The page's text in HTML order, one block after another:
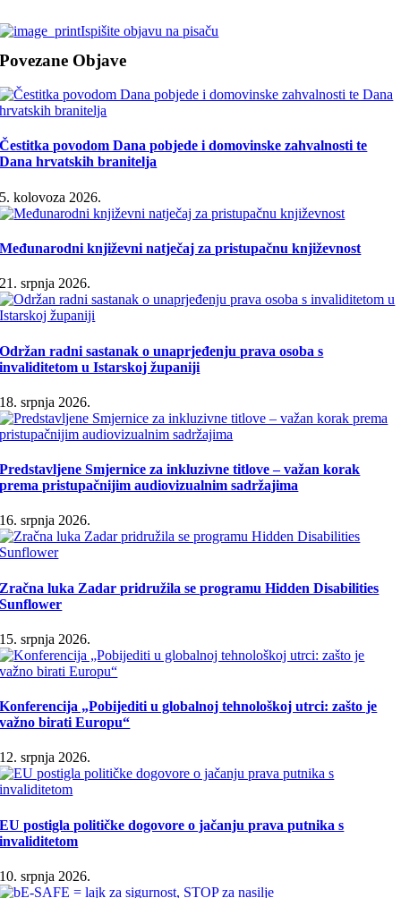
Ispišite objavu na pisaču
Povezane Objave
Čestitka povodom Dana pobjede i domovinske zahvalnosti te
Dana hrvatskih branitelja
5. kolovoza 2026.
Međunarodni književni natječaj za pristupačnu književnost
21. srpnja 2026.
Održan radni sastanak o unaprjeđenju prava osoba s
invaliditetom u Istarskoj županiji
18. srpnja 2026.
Predstavljene Smjernice za inkluzivne titlove – važan korak
prema pristupačnijim audiovizualnim sadržajima
16. srpnja 2026.
Zračna luka Zadar pridružila se programu Hidden Disabilities
Sunflower
15. srpnja 2026.
Konferencija „Pobijediti u globalnoj tehnološkoj utrci: zašto je
važno birati Europu“
12. srpnja 2026.
EU postigla političke dogovore o jačanju prava putnika s
invaliditetom
10. srpnja 2026.